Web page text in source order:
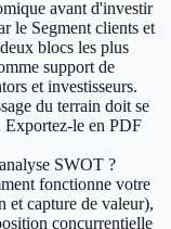
avant d'investir
le Segment clients et
blocs les plus
support de
et investisseurs.
du terrain doit se
Exportez-le en PDF
SWOT ?
fonctionne votre
et capture de valeur),
concurrentielle